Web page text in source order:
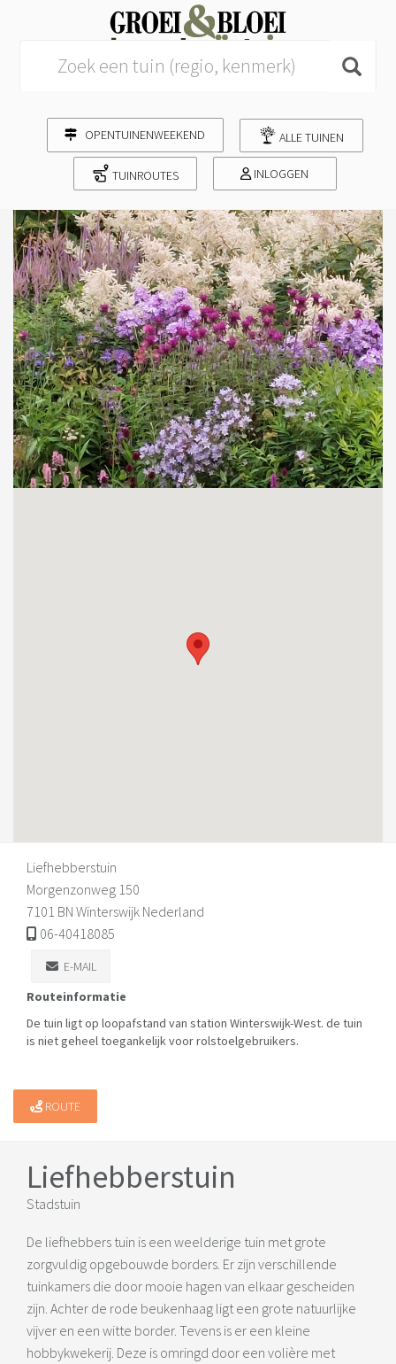
OPENTUINENWEEKEND ALLE TUINEN
TUINROUTES INLOGGEN
Liefhebberstuin
Morgenzonweg 150
7101 BN Winterswijk Nederland
06-40418085
E-MAIL
Routeinformatie
De tuin ligt op loopafstand van station Winterswijk-West. de tuin
is niet geheel toegankelijk voor rolstoelgebruikers.
ROUTE
Liefhebberstuin
Stadstuin
De liefhebbers tuin is een weelderige tuin met grote
zorgvuldig opgebouwde borders. Er zijn verschillende
tuinkamers die door mooie hagen van elkaar gescheiden
zijn. Achter de rode beukenhaag ligt een grote natuurlijke
vijver en een witte border. Tevens is er een kleine
hobbykwekerij. Deze is omringd door een volière met